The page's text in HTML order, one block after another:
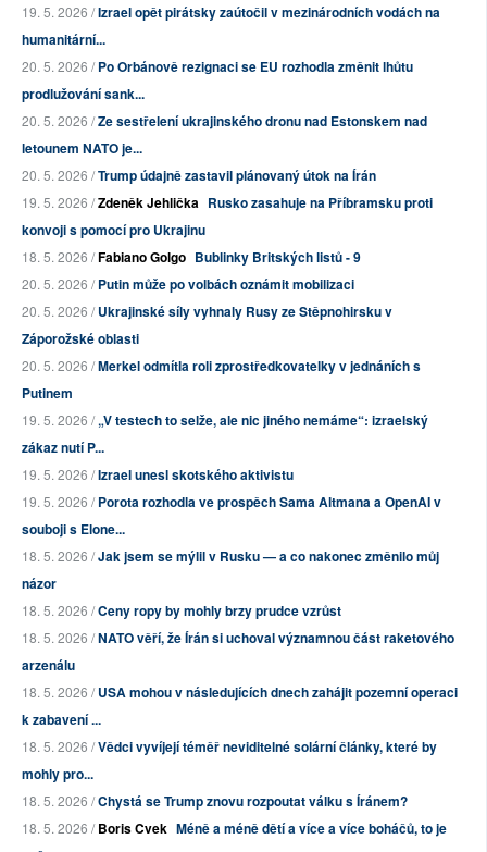
19. 5. 2026 /Izrael opět pirátsky zaútočil v mezinárodních vodách na
humanitární...
20. 5. 2026 /Po Orbánově rezignaci se EU rozhodla změnit lhůtu
prodlužování sank...
20. 5. 2026 /Ze sestřelení ukrajinského dronu nad Estonskem nad
letounem NATO je...
20. 5. 2026 /Trump údajně zastavil plánovaný útok na Írán
19. 5. 2026 /Zdeněk Jehlička Rusko zasahuje na Příbramsku proti
konvoji s pomocí pro Ukrajinu
18. 5. 2026 /Fabiano Golgo Bublinky Britských listů - 9
20. 5. 2026 /Putin může po volbách oznámit mobilizaci
20. 5. 2026 /Ukrajinské síly vyhnaly Rusy ze Stěpnohirsku v
Záporožské oblasti
20. 5. 2026 /Merkel odmítla roli zprostředkovatelky v jednáních s
Putinem
19. 5. 2026 /„V testech to selže, ale nic jiného nemáme“: izraelský
zákaz nutí P...
19. 5. 2026 /Izrael unesl skotského aktivistu
19. 5. 2026 /Porota rozhodla ve prospěch Sama Altmana a OpenAI v
souboji s Elone...
18. 5. 2026 /Jak jsem se mýlil v Rusku — a co nakonec změnilo můj
názor
18. 5. 2026 /Ceny ropy by mohly brzy prudce vzrůst
18. 5. 2026 /NATO věří, že Írán si uchoval významnou část raketového
arzenálu
18. 5. 2026 /USA mohou v následujících dnech zahájit pozemní operaci
k zabavení ...
18. 5. 2026 /Vědci vyvíjejí téměř neviditelné solární články, které by
mohly pro...
18. 5. 2026 /Chystá se Trump znovu rozpoutat válku s Íránem?
18. 5. 2026 /Boris Cvek Méně a méně dětí a více a více boháčů, to je